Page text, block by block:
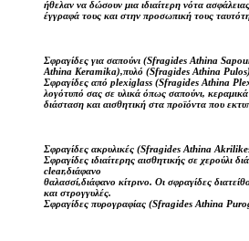
ήθελαν να δώσουν μια ιδιαίτερη νότα
έγγραφά τους και στην προσωπική τους
Σφραγίδες για σαπούνι (Sfragides Athina
Athina Keramika),πυλό (Sfragides Athina
Σφραγίδες από plexiglass (Sfragides Athina
λογότυπό σας σε υλικά όπως σαπούνι,
διάσταση και αισθητική στα προϊόντα που
Σφραγίδες ακρυλικές (Sfragides Athina
Σφραγίδες ιδιαίτερης αισθητικής σε χερούλι
clear,διάφανο
θαλασσί,διάφανο κίτρινο. Οι σφραγίδες
και στρογγυλές.
Σφραγίδες πυρογραφίας (Sfragides Athina